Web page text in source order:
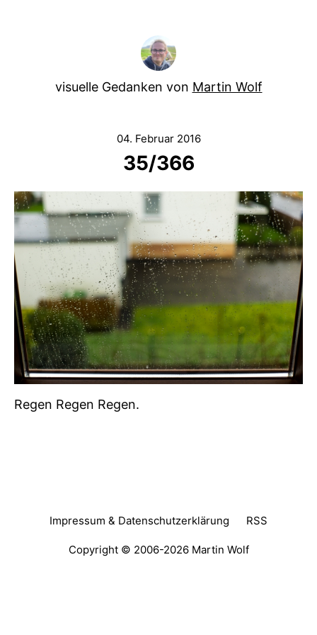
visuelle Gedanken von Martin Wolf
04. Februar 2016
35/366
Regen Regen Regen.
Impressum & Datenschutzerklärung RSS
Copyright © 2006-2026 Martin Wolf